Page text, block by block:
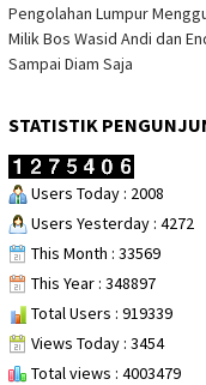
Pengolahan Lumpur
Milik Bos Wasid Andi dan
Sampai Diam Saja
STATISTIK
Users Today : 2008
Users Yesterday : 4272
This Month : 33569
This Year : 348897
Total Users : 919339
Views Today : 3454
Total views : 4003479